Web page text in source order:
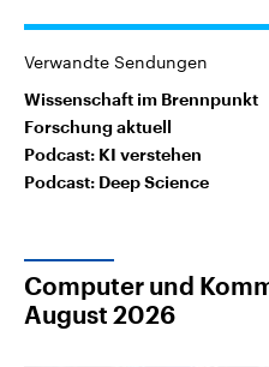
Verwandte Sendungen
Wissenschaft im Brennpunkt
Forschung aktuell
Podcast: KI verstehen
Podcast: Deep Science
Computer und
August 2026